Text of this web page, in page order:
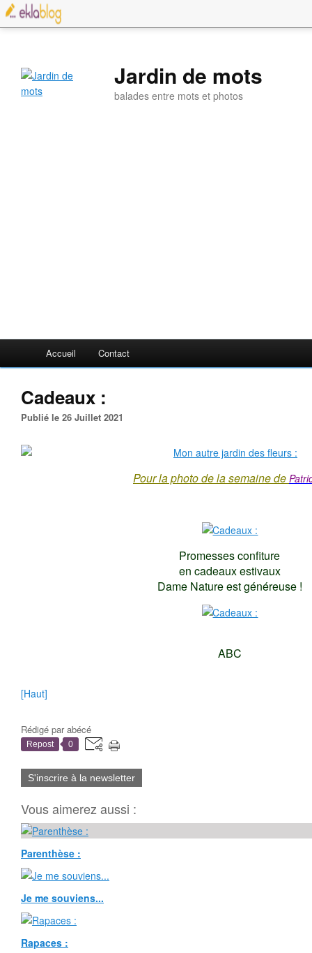
Jardin de mots
balades entre mots et photos
Accueil Contact
Cadeaux :
Publié le 26 Juillet 2021
Pour la photo de la semaine de
Promesses confiture
en cadeaux estivaux
Dame Nature est généreuse !
ABC
[Haut]
Rédigé parabécé
Repost 0
S'inscrire à la newsletter
Vous aimerez aussi :
Parenthèse :
Je me souviens...
Rapaces :